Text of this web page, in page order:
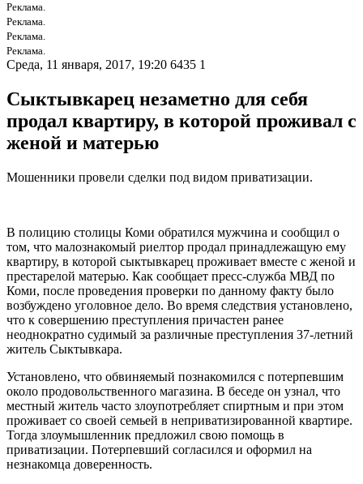
Реклама.
Реклама.
Реклама.
Реклама.
Среда, 11 января, 2017, 19:20 6435 1
Сыктывкарец незаметно для себя
продал квартиру, в которой проживал с
женой и матерью
Мошенники провели сделки под видом приватизации.
В полицию столицы Коми обратился мужчина и сообщил о
том, что малознакомый риелтор продал принадлежащую ему
квартиру, в которой сыктывкарец проживает вместе с женой и
престарелой матерью. Как сообщает пресс-служба МВД по
Коми, после проведения проверки по данному факту было
возбуждено уголовное дело. Во время следствия установлено,
что к совершению преступления причастен ранее
неоднократно судимый за различные преступления 37-летний
житель Сыктывкара.
Установлено, что обвиняемый познакомился с потерпевшим
около продовольственного магазина. В беседе он узнал, что
местный житель часто злоупотребляет спиртным и при этом
проживает со своей семьей в неприватизированной квартире.
Тогда злоумышленник предложил свою помощь в
приватизации. Потерпевший согласился и оформил на
незнакомца доверенность.